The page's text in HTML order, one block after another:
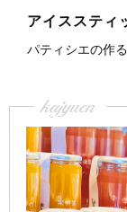
アイススティ
パティシエの作
kajyuen